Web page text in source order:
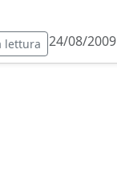
lettura 24/08/2009